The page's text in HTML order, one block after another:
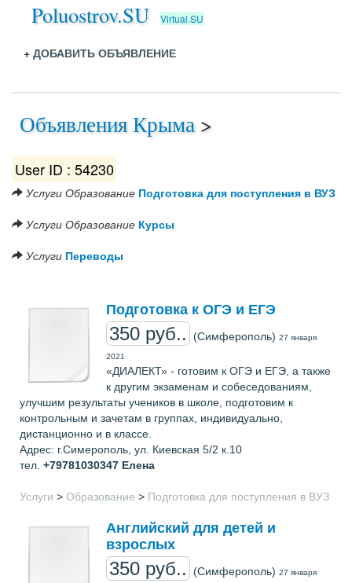
Poluostrov.SU Virtual.SU
+ ДОБАВИТЬ ОБЪЯВЛЕНИЕ
Объявления Крыма >
User ID : 54230
Услуги Образование Подготовка для поступления в ВУЗ
Услуги Образование Курсы
Услуги Переводы
Подготовка к ОГЭ и ЕГЭ
350 руб.. (Симферополь) 27 января
2021
«ДИАЛЕКТ» - готовим к ОГЭ и ЕГЭ, а также
к другим экзаменам и собеседованиям,
улучшим результаты учеников в школе, подготовим к
контрольным и зачетам в группах, индивидуально,
дистанционно и в классе.
Адрес: г.Симерополь, ул. Киевская 5/2 к.10
тел. +79781030347 Елена
Услуги > Образование > Подготовка для поступления в ВУЗ
Английский для детей и
взрослых
350 руб.. (Симферополь) 27 января